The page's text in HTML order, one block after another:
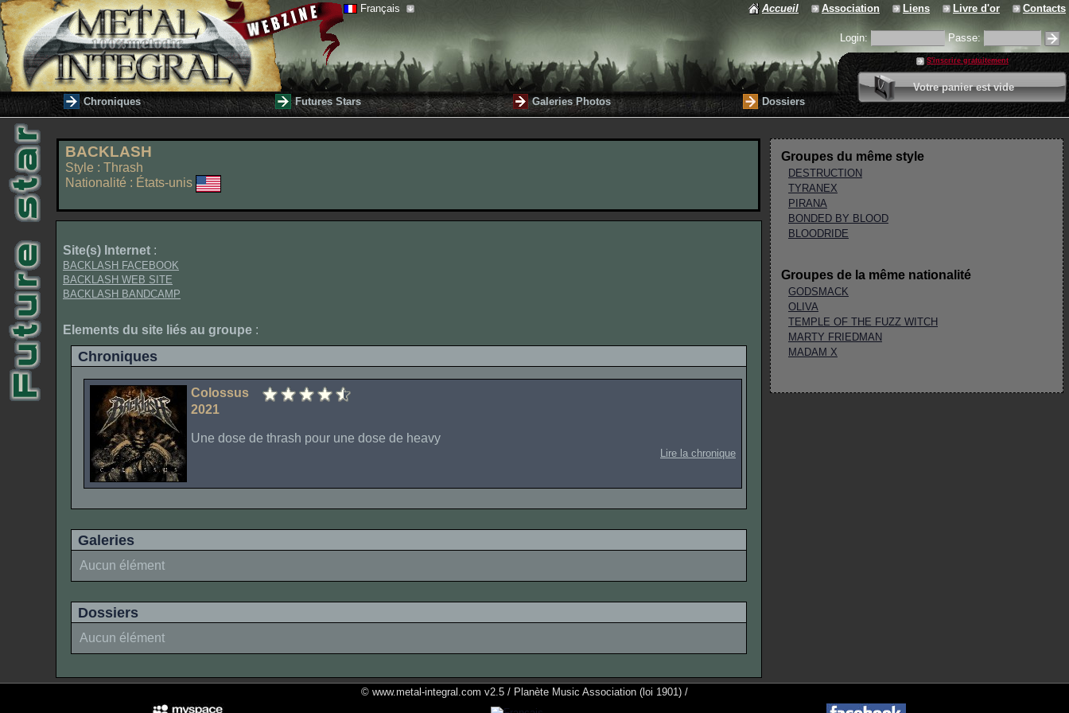
Français Accueil Association Liens Livre d'or Contacts
Login: Passe:
S'inscrire gratuitement
Votre panier est vide
0 article
Valider votre panier
Chroniques Futures Stars Galeries Photos Dossiers
BACKLASH
Style : Thrash
Nationalité : États-unis
Groupes du même style
DESTRUCTION
TYRANEX
PIRANA
BONDED BY BLOOD
BLOODRIDE
Groupes de la même nationalité
GODSMACK
OLIVA
TEMPLE OF THE FUZZ WITCH
MARTY FRIEDMAN
MADAM X
Site(s) Internet :
BACKLASH FACEBOOK
BACKLASH WEB SITE
BACKLASH BANDCAMP
Elements du site liés au groupe :
Chroniques
Colossus
2021
Une dose de thrash pour une dose de heavy
Lire la chronique
Galeries
Aucun élément
Dossiers
Aucun élément
© www.metal-integral.com v2.5 / Planète Music Association (loi 1901) /